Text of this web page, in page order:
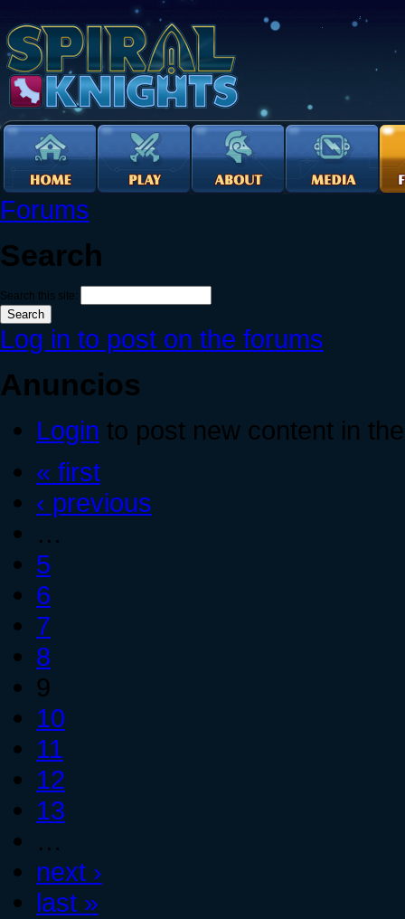
Forums
Search
Search this site:
Log in to post on the forums
Anuncios
Login to post new content in
« first
‹ previous
…
5
6
7
8
9
10
11
12
13
…
next ›
last »